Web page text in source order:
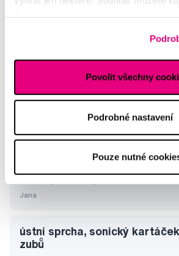
Povolit všechny
Podrobné nastavení
Pouze nutné
Kartáček Bob a Bobek
elektrický kartáček
Aneta
Dětský sonicky kartacek
Jana
ústní sprcha, sonický
zubů